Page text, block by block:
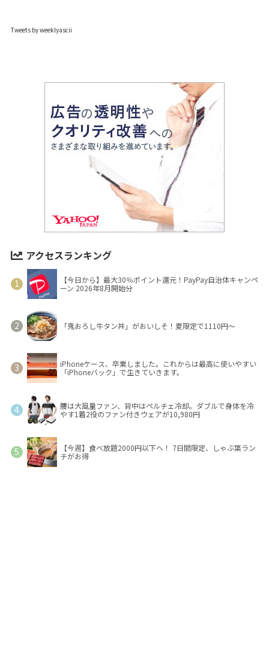
Tweets by weeklyascii
アクセスランキング
【今日から】最大30％ポイント還元！PayPay自治体キャンペ
ーン 2026年8月開始分
「鬼おろし牛タン丼」がおいしそ！夏限定で1110円～
iPhoneケース、卒業しました。これからは最高に使いやすい
「iPhoneバック」で生きていきます。
腰は大風量ファン、背中はペルチェ冷却。ダブルで身体を冷
やす1着2役のファン付きウェアが10,980円
【今週】食べ放題2000円以下へ！ 7日間限定、しゃぶ葉ラン
チがお得